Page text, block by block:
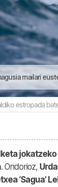
mailari
estropada
. Ondorioz,
‘Sagua’